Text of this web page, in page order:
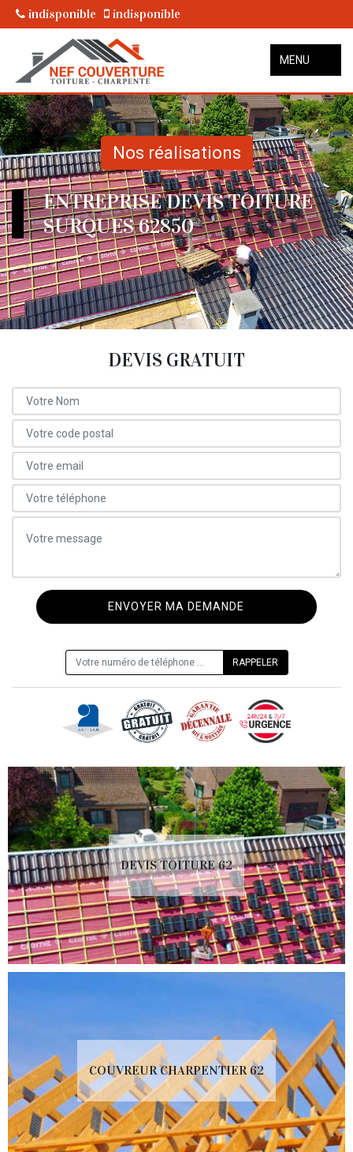
indisponible indisponible
MENU
Nos réalisations
ENTREPRISE DEVIS TOITURE
SURQUES 62850
DEVIS GRATUIT
DEVIS TOITURE 62
COUVREUR CHARPENTIER 62